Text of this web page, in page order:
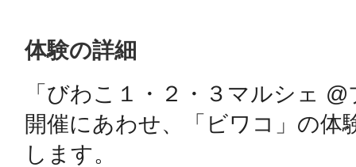
体験の詳細
「びわこ１・２・３マルシェ
開催にあわせ、「ビワコ」の体
します。
鴻巣